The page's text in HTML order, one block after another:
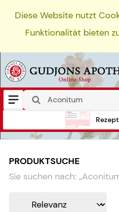
Diese Website nutzt
Funktionalität bieten
PRODUKTSUCHE
Sie suchen nach: „